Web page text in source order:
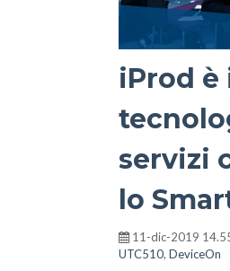
iProd è
servizi
lo
11-dic-2019
UTC510, DeviceOn